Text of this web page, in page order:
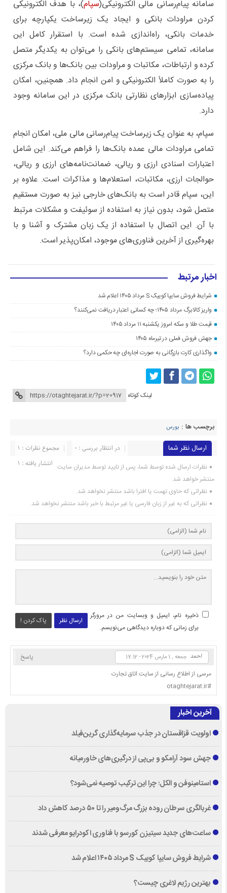
سامانه پیام‌رسانی مالی الکترونیکی(سپام)، با هدف الکترونیکی
کردن مراودات بانکی و ایجاد یک زیرساخت یکپارچه برای
خدمات بانکی، راه‌اندازی شده است. با استقرار کامل این
سامانه، تمامی سیستم‌های بانکی را می‌توان به یکدیگر متصل
کرده و ارتباطات، مکاتبات و مراودات بین بانک‌ها و بانک مرکزی
را به صورت کاملاً الکترونیکی و امن انجام داد. همچنین، امکان
پیاده‌سازی ابزارهای نظارتی بانک مرکزی در این سامانه وجود
دارد.
سپام، به عنوان یک زیرساخت پیام‌رسانی مالی ملی، امکان انجام
تمامی مراودات مالی عمده بانک‌ها را فراهم می‌کند. این شامل
اعتبارات اسنادی ارزی و ریالی، ضمانت‌نامه‌های ارزی و ریالی،
حوالجات ارزی، مکاتبات، استعلام‌ها و مذاکرات است. علاوه بر
این، سپام قادر است به بانک‌های خارجی نیز به صورت مستقیم
متصل شود، بدون نیاز به استفاده از سوئیفت و مشکلات مرتبط
با آن. این اتصال با استفاده از یک زبان مشترک و آشنا و با
بهره‌گیری از آخرین فناوری‌های موجود، امکان‌پذیر است.
اخبار مرتبط
شرایط فروش سایپا کوییک S مرداد ۱۴۰۵ اعلام شد
واریز کالابرگ مرداد ۱۴۰۵؛ چه کسانی اعتبار دریافت نمی‌کنند؟
قیمت طلا و سکه امروز یکشنبه ۱۱ مرداد ۱۴۰۵
جهش فروش فملی در تیرماه ۱۴۰۵
واگذاری کارت بازرگانی به صورت اجاره‌ای چه حکمی دارد؟
لینک کوتاه
برچسب ها : بورس
ارسال نظر شما مجموع نظرات : 1
در انتظار بررسی : 0
انتشار یافته : 1 نظرات ارسال شده توسط شما، پس از تایید توسط مدیران سایت
منتشر خواهد شد.
نظراتی که حاوی تهمت یا افترا باشد منتشر نخواهد شد.
نظراتی که به غیر از زبان فارسی یا غیر مرتبط با خبر باشد منتشر نخواهد شد.
ارسال نظر پاک کردن !
ذخیره نام، ایمیل و وبسایت من در مرورگر
برای زمانی که دوباره دیدگاهی می‌نویسم.
احمد جمعه , 1 مارس 2024 - 17:12
پاسخ
مرسی از اطلاع رسانی از سایت اتاق تجارت
#otaghtejarat.ir
آخرین اخبار
اولویت قزاقستان در جذب سرمایه‌گذاری گرین‌فیلد
جهش سود آرامکو و بی‌پی از درگیری‌های خاورمیانه
استامینوفن و الکل؛ چرا این ترکیب توصیه نمی‌شود؟
غربالگری سرطان روده بزرگ مرگ‌ومیر را تا ۵۰ درصد کاهش داد
ساعت‌های جدید سیتیزن کورسو با فناوری اکودرایو معرفی شدند
شرایط فروش سایپا کوییک S مرداد ۱۴۰۵ اعلام شد
بهترین رژیم لاغری چیست؟